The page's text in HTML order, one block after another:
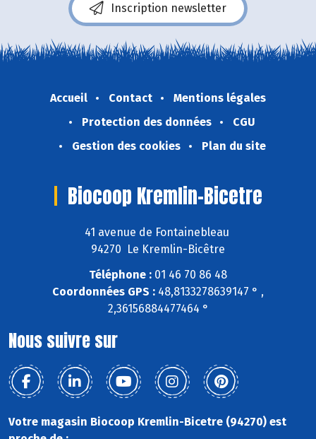
Inscription newsletter
Accueil Contact
Mentions légales
Protection des données
CGU
Gestion des cookies
Plan du site
Biocoop Kremlin-Bicetre
41 avenue de Fontainebleau
94270 Le Kremlin-Bicêtre
Téléphone : 01 46 70 86 48
Coordonnées GPS : 48,8133278639147 ° ,
2,36156884477464 °
Nous suivre sur
Votre magasin Biocoop Kremlin-Bicetre (94270) est